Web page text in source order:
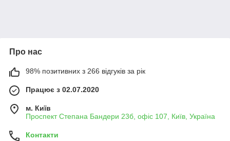
Про нас
98% позитивних з 266 відгуків за рік
Працює з 02.07.2020
м. Київ
Проспект Степана Бандери 23б, офіс 107, Київ, Україна
Контакти